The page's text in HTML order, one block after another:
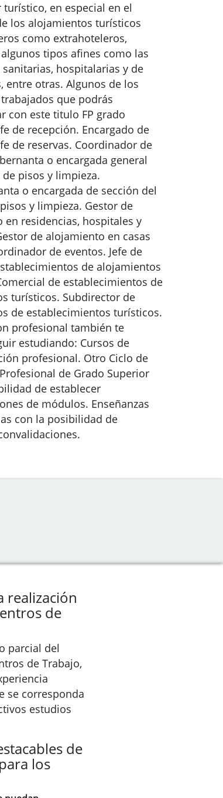
turístico, en especial en el
los alojamientos turísticos
como extrahoteleros,
tipos afines como las
hospitalarias y de
entre otras. Algunos de los
que podrás
con este titulo FP grado
de recepción. Encargado de
de reservas. Coordinador de
o encargada general
pisos y limpieza.
o encargada de sección del
y limpieza. Gestor de
en residencias, hospitales y
de alojamiento en casas
de eventos. Jefe de
de alojamientos
de establecimientos de
turísticos. Subdirector de
de establecimientos turísticos.
profesional también te
estudiando: Cursos de
profesional. Otro Ciclo de
de Grado Superior
de establecer
de módulos. Enseñanzas
con la posibilidad de
realización
de
parcial del
de Trabajo,
se corresponda
estudios
de
los